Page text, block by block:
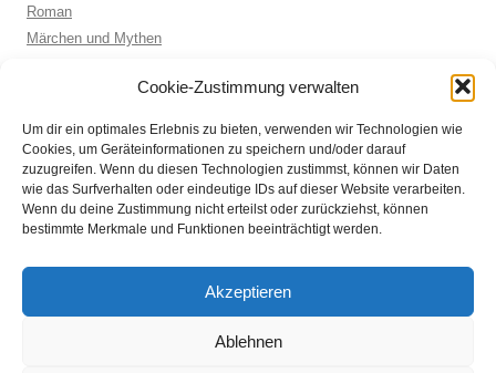
Cookie-Zustimmung verwalten
Um dir ein optimales Erlebnis zu bieten, verwenden wir Technologien wie
Cookies, um Geräteinformationen zu speichern und/oder darauf
zuzugreifen. Wenn du diesen Technologien zustimmst, können wir Daten
wie das Surfverhalten oder eindeutige IDs auf dieser Website verarbeiten.
Wenn du deine Zustimmung nicht erteilst oder zurückziehst, können
bestimmte Merkmale und Funktionen beeinträchtigt werden.
Akzeptieren
Ablehnen
Roman
Märchen und Mythen
Sachbuch allgemein
ARCHIVE
Archive